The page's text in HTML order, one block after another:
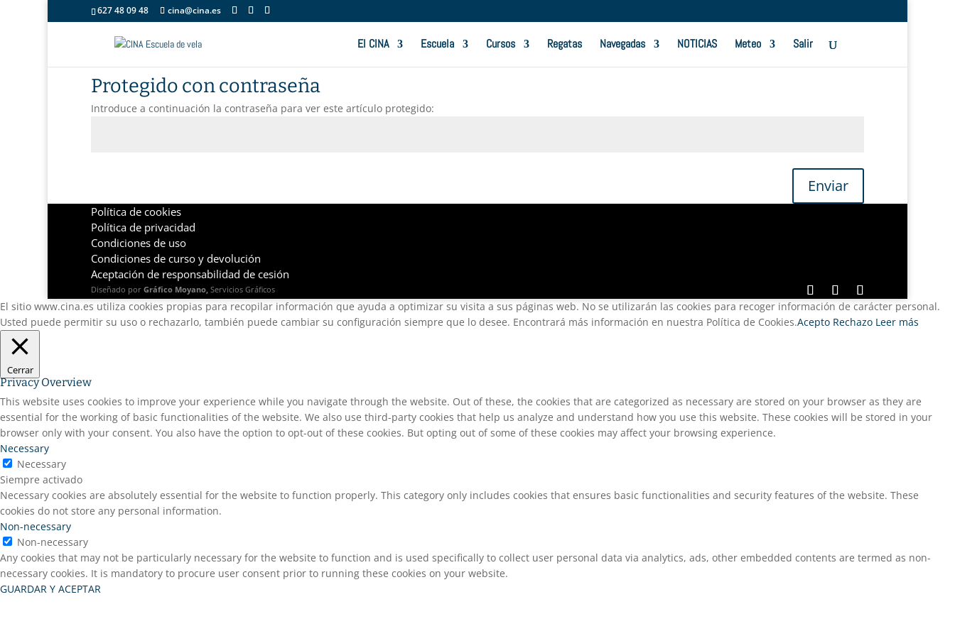
627 48 09 48 cina@cina.es
El CINA Escuela Cursos Regatas Navegadas NOTICIAS Meteo Salir
Protegido con contraseña
Introduce a continuación la contraseña para ver este artículo protegido:
Enviar
Política de cookies
Política de privacidad
Condiciones de uso
Condiciones de curso y devolución
Aceptación de responsabilidad de cesión
Diseñado por Gráfico Moyano,Servicios Gráficos
El sitio www.cina.es utiliza cookies propias para recopilar información que ayuda a optimizar su visita a sus páginas web. No se utilizarán las cookies para recoger información de carácter personal.
Usted puede permitir su uso o rechazarlo, también puede cambiar su configuración siempre que lo desee. Encontrará más información en nuestra Política de Cookies.Acepto Rechazo Leer más
Cerrar
Privacy Overview
This website uses cookies to improve your experience while you navigate through the website. Out of these, the cookies that are categorized as necessary are stored on your browser as they are
essential for the working of basic functionalities of the website. We also use third-party cookies that help us analyze and understand how you use this website. These cookies will be stored in your
browser only with your consent. You also have the option to opt-out of these cookies. But opting out of some of these cookies may affect your browsing experience.
Necessary
Necessary
Siempre activado
Necessary cookies are absolutely essential for the website to function properly. This category only includes cookies that ensures basic functionalities and security features of the website. These
cookies do not store any personal information.
Non-necessary
Non-necessary
Any cookies that may not be particularly necessary for the website to function and is used specifically to collect user personal data via analytics, ads, other embedded contents are termed as non-
necessary cookies. It is mandatory to procure user consent prior to running these cookies on your website.
GUARDAR Y ACEPTAR